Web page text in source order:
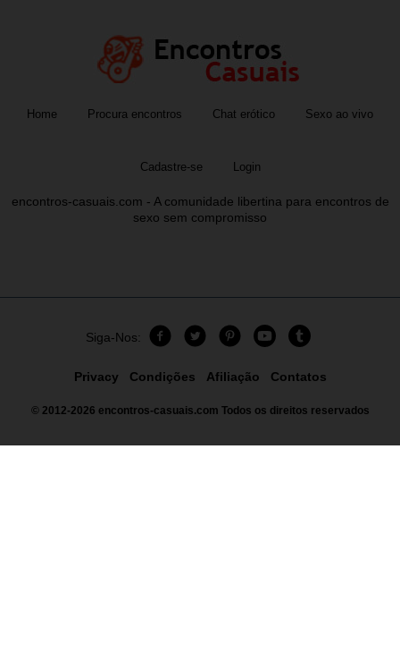
Home Procura encontros Chat erótico Sexo ao vivo
Cadastre-se Login
encontros-casuais.com - A comunidade libertina para encontros de
sexo sem compromisso
Siga-Nos:
Privacy Condições Afiliação Contatos
© 2012-2026 encontros-casuais.com Todos os direitos reservados